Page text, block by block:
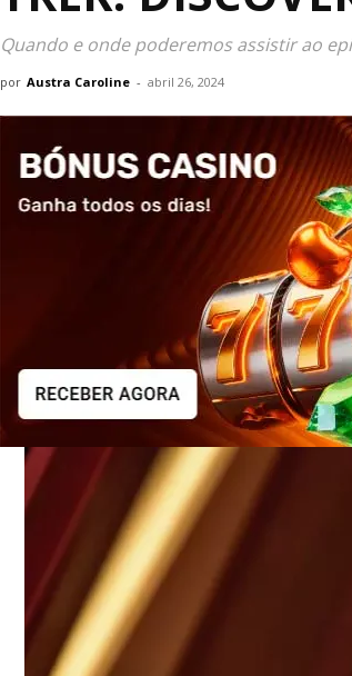
Quando e onde poderemos assistir ao
por Austra Caroline - abril 26, 2024